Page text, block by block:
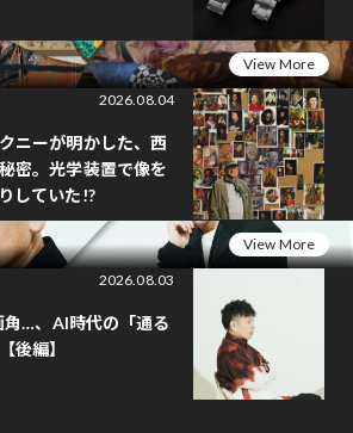
View More
2026.08.04
ニーが明かした、西
密。光学装置で像を
していた!?
View More
2026.08.03
角…、AI時代の「通る
後編】